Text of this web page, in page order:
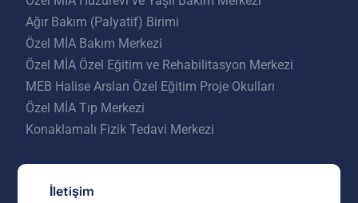
Ağır Bakım (Palyatif) Birimi
Özel MİA Bakım Merkezi
Özel MİA Özel Eğitim ve Rehabilitasyon Merkezi
MEB Halise Arslan Özel Eğitim Proje Okulları
Özel MİA Tıp Merkezi
Konaklamalı Fizik Tedavi Merkezi
İletişim